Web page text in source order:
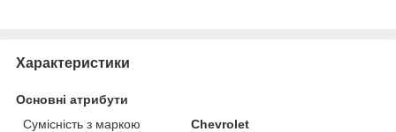
Характеристики
Основні атрибути
Сумісність з маркою
Chevrolet